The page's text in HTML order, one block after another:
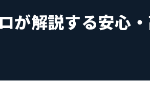
が解説する安心